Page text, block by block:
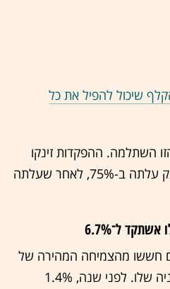
שיכול להפיל את כל
השתלמה. ההפקדות זינקו
ב-2021 ב-86% ומניית הבנק עלתה ב-75%, לאחר שעלתה
ל־6.7%
חששו מהצמיחה המהירה של
הבנק, והחלו להמר נגד המניה שלו. לפני שנה, 1.4%